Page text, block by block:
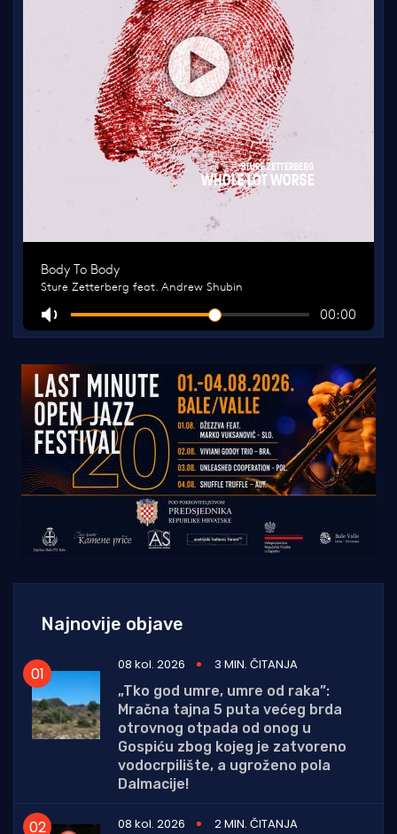
Najnovije objave
08 kol. 2026
3 MIN. ČITANJA
„Tko god umre, umre od raka”:
Mračna tajna 5 puta većeg brda
otrovnog otpada od onog u
Gospiću zbog kojeg je zatvoreno
vodocrpilište, a ugroženo pola
Dalmacije!
08 kol. 2026
2 MIN. ČITANJA